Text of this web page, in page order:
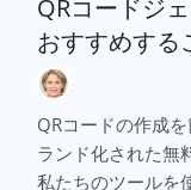
QRコードジ
おすすめする
QRコードの作成
ランド化された無
私たちのツールを